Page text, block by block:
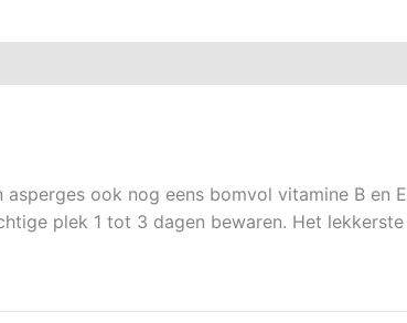
ook nog eens bomvol vitamine B en
plek 1 tot 3 dagen bewaren. Het